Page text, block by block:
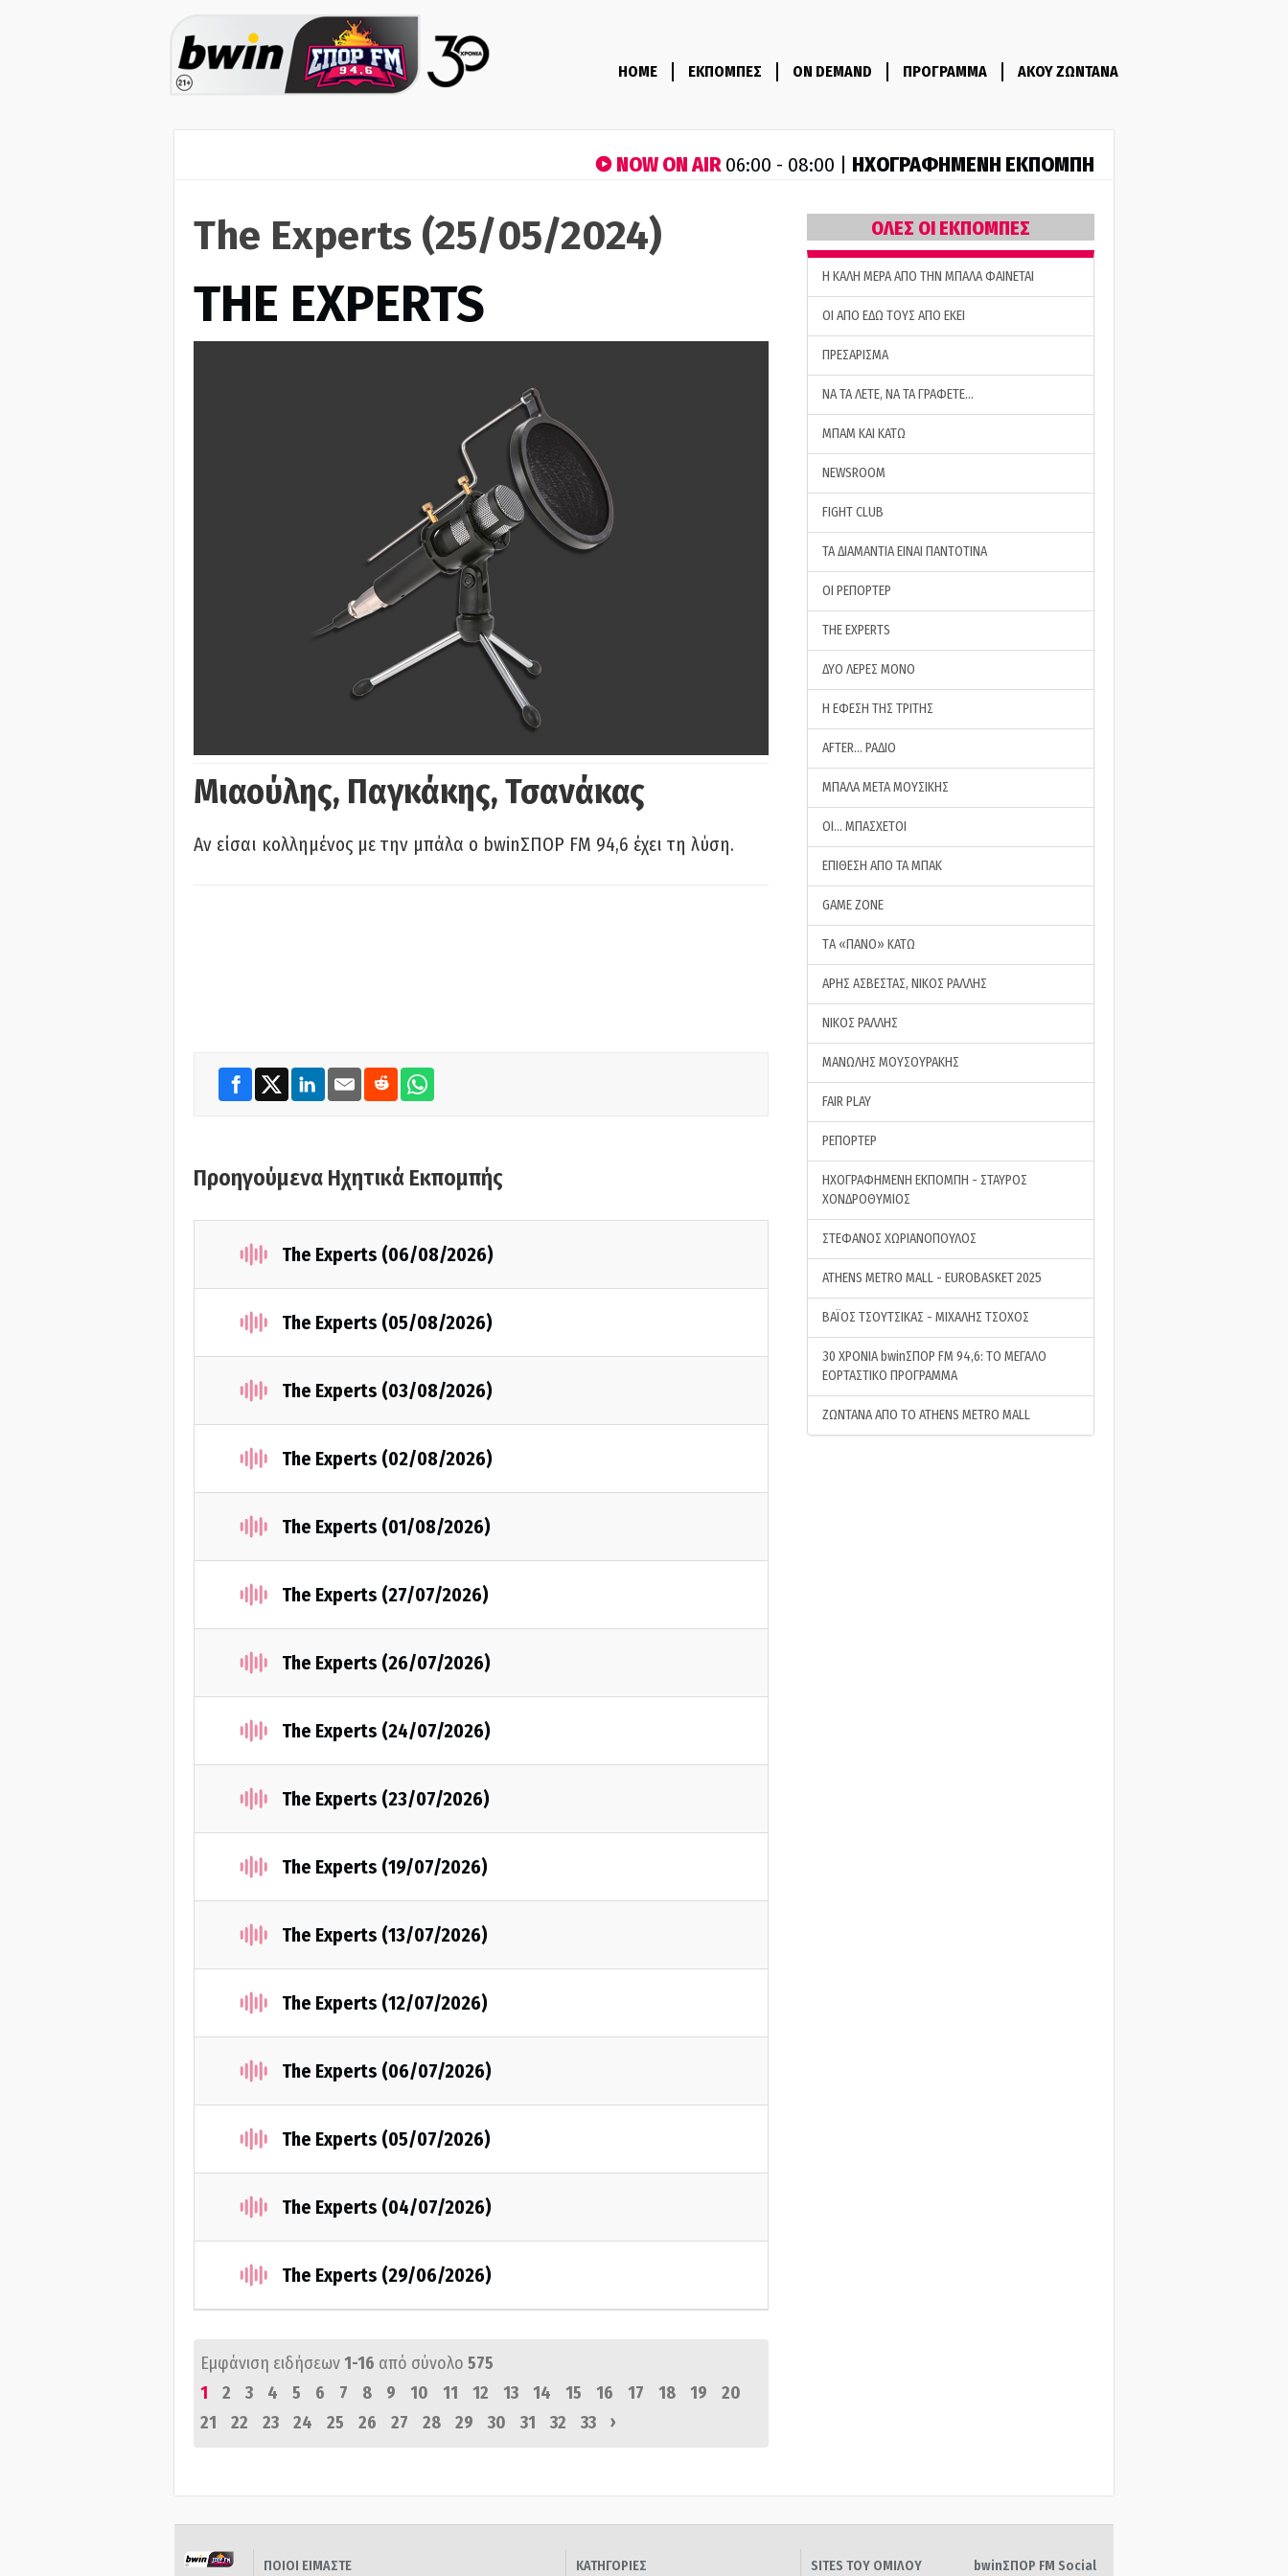
HOME ΕΚΠΟΜΠΕΣ ON DEMAND ΠΡΟΓΡΑΜΜΑ ΑΚΟΥ ΖΩΝΤΑΝΑ
NOW ON AIR06:00 - 08:00 | ΗΧΟΓΡΑΦΗΜΕΝΗ ΕΚΠΟΜΠΗ
The Experts (25/05/2024)
THE EXPERTS
Μιαούλης, Παγκάκης, Τσανάκας
Αν είσαι κολλημένος με την μπάλα ο bwinΣΠΟΡ FM 94,6 έχει τη λύση.
Προηγούμενα Ηχητικά Εκπομπής
The Experts (06/08/2026)
The Experts (05/08/2026)
The Experts (03/08/2026)
The Experts (02/08/2026)
The Experts (01/08/2026)
The Experts (27/07/2026)
The Experts (26/07/2026)
The Experts (24/07/2026)
The Experts (23/07/2026)
The Experts (19/07/2026)
The Experts (13/07/2026)
The Experts (12/07/2026)
The Experts (06/07/2026)
The Experts (05/07/2026)
The Experts (04/07/2026)
The Experts (29/06/2026)
Εμφάνιση ειδήσεων1-16 από σύνολο 575
1
2 3 4 5 6 7 8 9 10 11 12 13 14 15 16 17 18 19
20
21
22 23 24 25 26 27 28 29 30 31 32 33 ›
ΟΛΕΣ ΟΙ ΕΚΠΟΜΠΕΣ
H ΚΑΛΗ ΜΕΡΑ ΑΠΟ ΤΗΝ ΜΠΑΛΑ ΦΑΙΝΕΤΑΙ
ΟΙ ΑΠΟ ΕΔΩ ΤΟΥΣ ΑΠΟ ΕΚΕΙ
ΠΡΕΣΑΡΙΣΜΑ
ΝΑ ΤΑ ΛΕΤΕ, ΝΑ ΤΑ ΓΡΑΦΕΤΕ…
ΜΠΑΜ ΚΑΙ ΚΑΤΩ
NEWSROOM
FIGHT CLUB
ΤΑ ΔΙΑΜΑΝΤΙΑ ΕΙΝΑΙ ΠΑΝΤΟΤΙΝΑ
ΟΙ ΡΕΠΟΡΤΕΡ
THE EXPERTS
ΔΥΟ ΛΕΡΕΣ ΜΟΝΟ
Η ΕΦΕΣΗ ΤΗΣ ΤΡΙΤΗΣ
AFTER… ΡΑΔΙΟ
ΜΠΑΛΑ ΜΕΤΑ ΜΟΥΣΙΚΗΣ
ΟΙ… ΜΠΑΣΧΕΤΟΙ
ΕΠΙΘΕΣΗ ΑΠΟ ΤΑ ΜΠΑΚ
GAME ZONE
ΤA «ΠΑΝΟ» ΚΑΤΩ
ΑΡΗΣ ΑΣΒΕΣΤΑΣ, ΝΙΚΟΣ ΡΑΛΛΗΣ
ΝΙΚΟΣ ΡΑΛΛΗΣ
ΜΑΝΩΛΗΣ ΜΟΥΣΟΥΡΑΚΗΣ
FAIR PLAY
ΡΕΠΟΡΤΕΡ
ΗΧΟΓΡΑΦΗΜΕΝΗ ΕΚΠΟΜΠΗ - ΣΤΑΥΡΟΣ
ΧΟΝΔΡΟΘΥΜΙΟΣ
ΣΤΕΦΑΝΟΣ ΧΩΡΙΑΝΟΠΟΥΛΟΣ
ATHENS METRO MALL - EUROBASKET 2025
ΒΑΪΟΣ ΤΣΟΥΤΣΙΚΑΣ - ΜΙΧΑΛΗΣ ΤΣΟΧΟΣ
30 ΧΡΟΝΙΑ bwinΣΠΟΡ FM 94,6: ΤΟ ΜΕΓΑΛΟ
ΕΟΡΤΑΣΤΙΚΟ ΠΡΟΓΡΑΜΜΑ
ΖΩΝΤΑΝΑ ΑΠΟ ΤΟ ATHENS METRO MALL
ΠΟΙΟΙ ΕΙΜΑΣΤΕ ΚΑΤΗΓΟΡΙΕΣ SITES ΤΟΥ ΟΜΙΛΟΥ bwinΣΠΟΡ FM Social